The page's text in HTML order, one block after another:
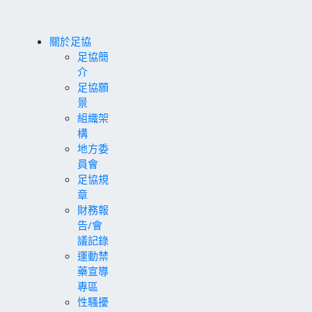
關於足協
足協簡
介
足協願
景
組織架
構
地方委
員會
足協規
章
財務報
告/會
議記錄
運動禁
藥宣導
專區
性騷擾